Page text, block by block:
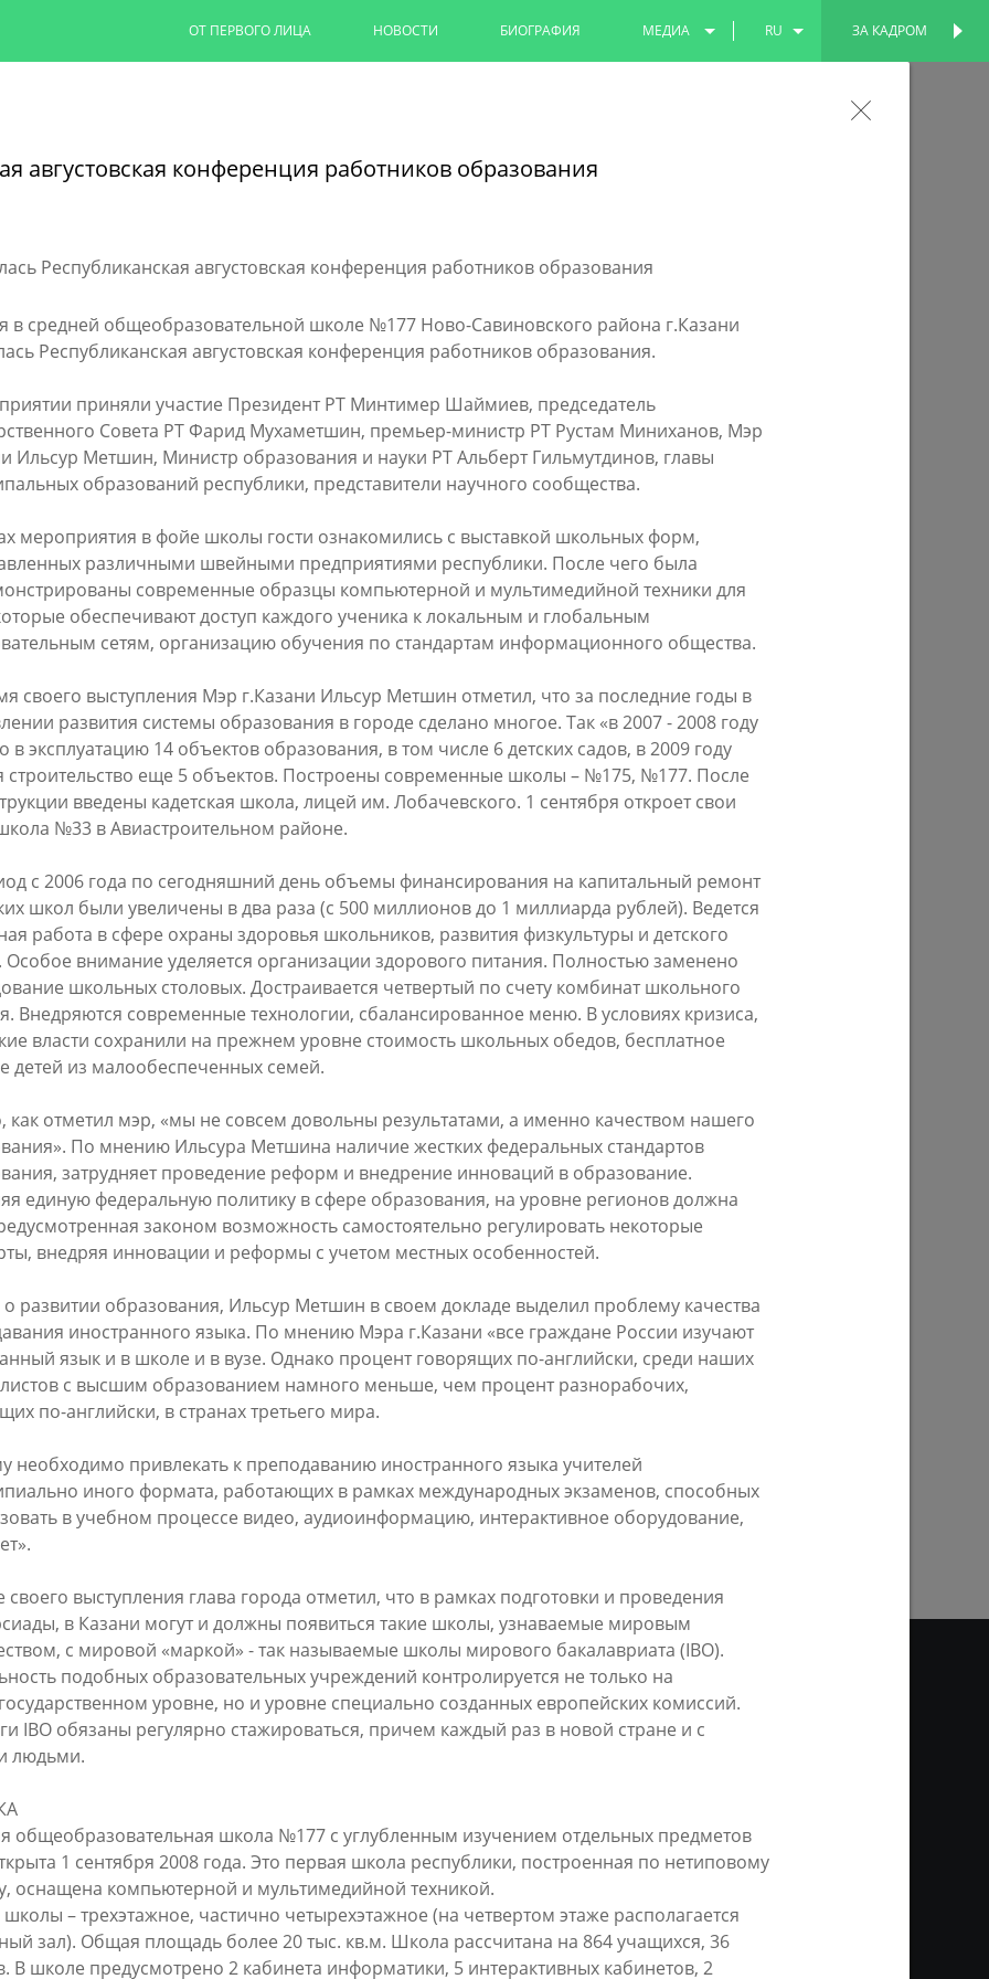
ЗА КАДРОМ
ОТ ПЕРВОГО ЛИЦА НОВОСТИ БИОГРАФИЯ МЕДИА RU
Капремонт казанских дворов по программе «Наш двор» выполнен
Ильсур Метшин провел выездное совещание во дворе домов по пр.Победы, где
«Мы начали
инфраструктуру
для многодетных семей»
В Казани выбрали лучшего
общественного воспитателя 2026 года
03/08/2026
Ильсур Метшин: «Надеюсь, парковый
вандализм скоро уйдет в прошлое»
03/08/2026
волне» в Казани выступят
Николай Расторгуев,
Филипп Киркоров
И.Метшин: «В Салават Купере
строится один из самых больших
инклюзивных центров «Доброй
Казани»»
30/07/2026
Ильсур Метшин о строительстве
Центра спорта «Физра»: «Сюда
хочется прийти после работы и
заняться спортом»
29/07/2026
«Общее количество
но до 60
выездов в день – это все
много»
В Казани отремонтируют в этом году
15,6 км сетей «Водоканала»
27/07/2026
предоставлять субсидии на
строительство пунктов приема
вторсырья
27/07/2026
ПРЕДЫДУЩАЯ СТРАНИЦА
августовская конференция работников образования
в средней общеобразовательной школе №177 Ново-Савиновского района г.Казани
Республиканская августовская конференция работников образования.
приняли участие Президент РТ Минтимер Шаймиев, председатель
Совета РТ Фарид Мухаметшин, премьер-министр РТ Рустам Миниханов, Мэр
Ильсур Метшин, Министр образования и науки РТ Альберт Гильмутдинов, главы
образований республики, представители научного сообщества.
мероприятия в фойе школы гости ознакомились с выставкой школьных форм,
различными швейными предприятиями республики. После чего была
современные образцы компьютерной и мультимедийной техники для
обеспечивают доступ каждого ученика к локальным и глобальным
сетям, организацию обучения по стандартам информационного общества.
своего выступления Мэр г.Казани Ильсур Метшин отметил, что за последние годы в
развития системы образования в городе сделано многое. Так «в 2007 - 2008 году
в эксплуатацию 14 объектов образования, в том числе 6 детских садов, в 2009 году
строительство еще 5 объектов. Построены современные школы – №175, №177. После
введены кадетская школа, лицей им. Лобачевского. 1 сентября откроет свои
№33 в Авиастроительном районе.
с 2006 года по сегодняшний день объемы финансирования на капитальный ремонт
школ были увеличены в два раза (с 500 миллионов до 1 миллиарда рублей). Ведется
работа в сфере охраны здоровья школьников, развития физкультуры и детского
Особое внимание уделяется организации здорового питания. Полностью заменено
школьных столовых. Достраивается четвертый по счету комбинат школьного
Внедряются современные технологии, сбалансированное меню. В условиях кризиса,
власти сохранили на прежнем уровне стоимость школьных обедов, бесплатное
детей из малообеспеченных семей.
как отметил мэр, «мы не совсем довольны результатами, а именно качеством нашего
По мнению Ильсура Метшина наличие жестких федеральных стандартов
затрудняет проведение реформ и внедрение инноваций в образование.
единую федеральную политику в сфере образования, на уровне регионов должна
законом возможность самостоятельно регулировать некоторые
внедряя инновации и реформы с учетом местных особенностей.
о развитии образования, Ильсур Метшин в своем докладе выделил проблему качества
иностранного языка. По мнению Мэра г.Казани «все граждане России изучают
язык и в школе и в вузе. Однако процент говорящих по-английски, среди наших
с высшим образованием намного меньше, чем процент разнорабочих,
по-английски, в странах третьего мира.
необходимо привлекать к преподаванию иностранного языка учителей
иного формата, работающих в рамках международных экзаменов, способных
в учебном процессе видео, аудиоинформацию, интерактивное оборудование,
своего выступления глава города отметил, что в рамках подготовки и проведения
в Казани могут и должны появиться такие школы, узнаваемые мировым
с мировой «маркой» - так называемые школы мирового бакалавриата (IBO).
подобных образовательных учреждений контролируется не только на
уровне, но и уровне специально созданных европейских комиссий.
IBO обязаны регулярно стажироваться, причем каждый раз в новой стране и с
людьми.
общеобразовательная школа №177 с углубленным изучением отдельных предметов
1 сентября 2008 года. Это первая школа республики, построенная по нетиповому
оснащена компьютерной и мультимедийной техникой.
– трехэтажное, частично четырехэтажное (на четвертом этаже располагается
зал). Общая площадь более 20 тыс. кв.м. Школа рассчитана на 864 учащихся, 36
В школе предусмотрено 2 кабинета информатики, 5 интерактивных кабинетов, 2
Официальный сайт Мэра Казани
ЛИЦА НОВОСТИ БИОГРАФИЯ ФОТО ВИДЕО
сайта Мэра Казани могут быть воспроизведены в любых средствах массовой информации, на серверах
иных носителях без каких-либо ограничений по объему и срокам публикации. Условием перепечатки и
ссылка на первоисточник (в случае копирования информации портала в сети Интернет - интерактивная
согласия на перепечатку со стороны информационного агентства «Город Казань KZN.RU» и пресс-службы
Мэрии Казани не требуется.
МЭРИЯ КАЗАНИ ИНТЕРНЕТ-ПРИЕМНАЯ
ПЕРСОНАЛЬНАЯ